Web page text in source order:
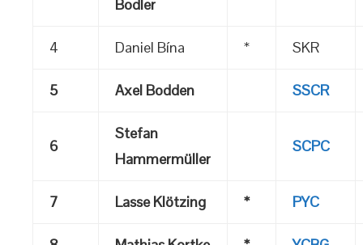
Bodler
4 Daniel Bína * SKR
5 Axel Bodden SSCR
6
Stefan
Hammermüller
SCPC
7 Lasse Klötzing * PYC